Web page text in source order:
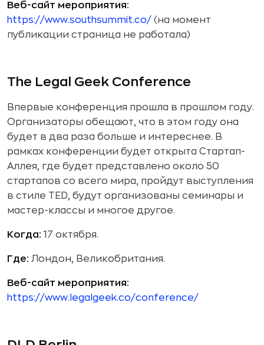
Веб-сайт мероприятия:
https://www.southsummit.co/ (на момент
публикации страница не работала)
The Legal Geek Conference
Впервые конференция прошла в прошлом году.
Организаторы обещают, что в этом году она
будет в два раза больше и интереснее. В
рамках конференции будет открыта Стартап-
Аллея, где будет представлено около 50
стартапов со всего мира, пройдут выступления
в стиле TED, будут организованы семинары и
мастер-классы и многое другое.
Когда: 17 октября.
Где: Лондон, Великобритания.
Веб-сайт мероприятия:
https://www.legalgeek.co/conference/